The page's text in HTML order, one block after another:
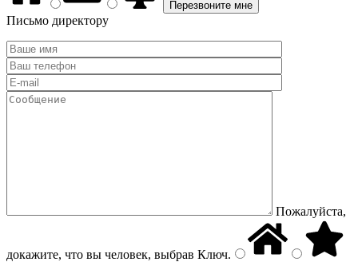
Письмо директору
Пожалуйста,
докажите, что вы человек, выбрав Ключ.